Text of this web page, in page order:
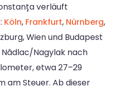
verläuft
Köln, Frankfurt, Nürnberg,
Wien und Budapest
Nagylak nach
etwa 27–29
am Steuer. Ab dieser